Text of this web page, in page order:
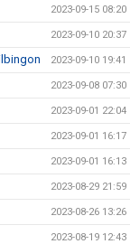
2023-09-15 08:20
2023-09-10 20:37
2023-09-10 19:41
2023-09-08 07:30
2023-09-01 22:04
2023-09-01 16:17
2023-09-01 16:13
2023-08-29 21:59
2023-08-26 13:26
2023-08-19 12:43